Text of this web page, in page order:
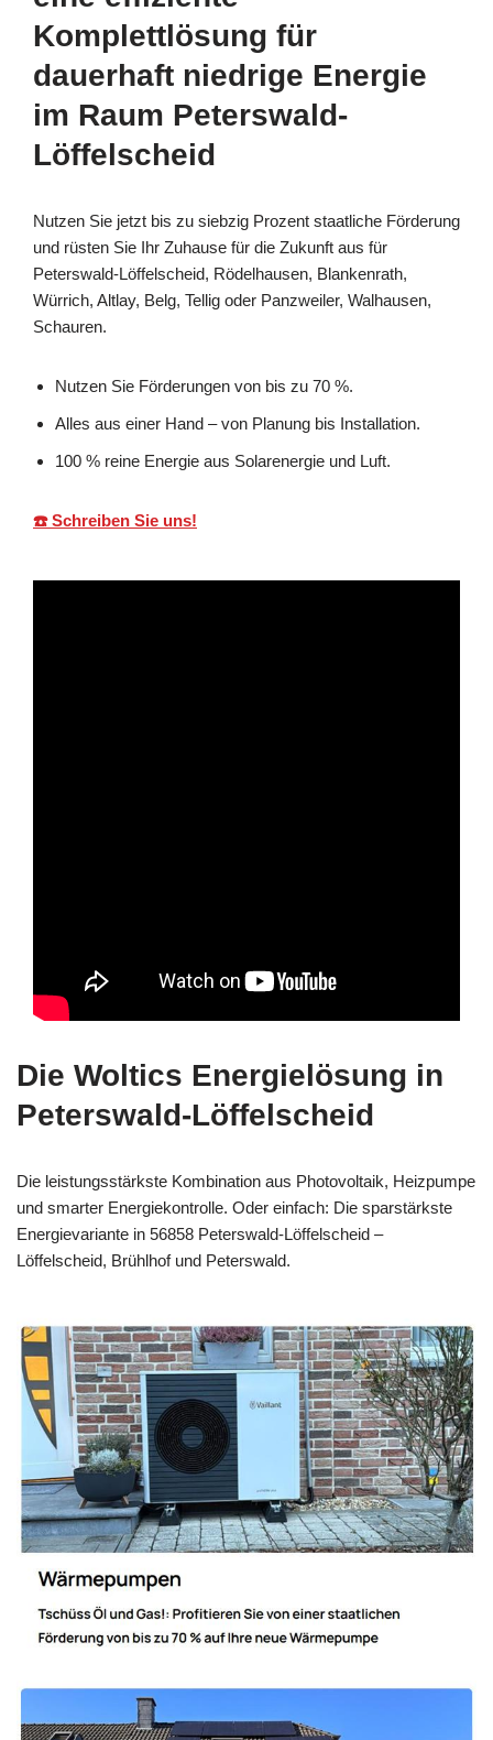
Komplettlösung für
dauerhaft niedrige Energie
im Raum Peterswald-
Löffelscheid
Nutzen Sie jetzt bis zu siebzig Prozent staatliche Förderung
und rüsten Sie Ihr Zuhause für die Zukunft aus für
Peterswald-Löffelscheid, Rödelhausen, Blankenrath,
Würrich, Altlay, Belg, Tellig oder Panzweiler, Walhausen,
Schauren.
Nutzen Sie Förderungen von bis zu 70 %.
Alles aus einer Hand – von Planung bis Installation.
100 % reine Energie aus Solarenergie und Luft.
☎️ Schreiben Sie uns!
Die Woltics Energielösung in
Peterswald-Löffelscheid
Die leistungsstärkste Kombination aus Photovoltaik, Heizpumpe
und smarter Energiekontrolle. Oder einfach: Die sparstärkste
Energievariante in 56858 Peterswald-Löffelscheid –
Löffelscheid, Brühlhof und Peterswald.